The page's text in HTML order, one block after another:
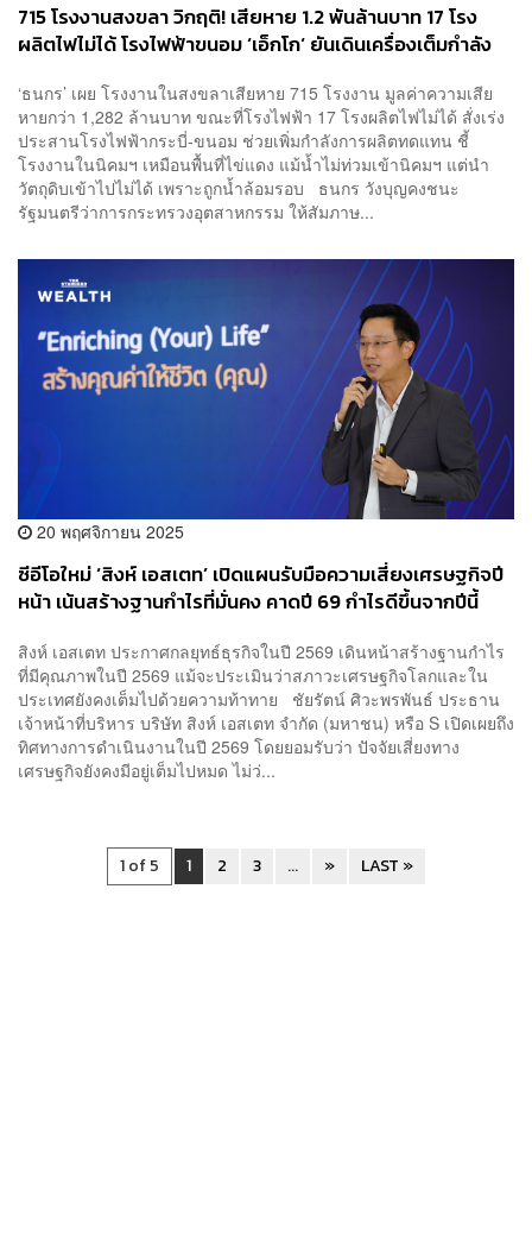
715 โรงงานสงขลา วิกฤติ! เสียหาย 1.2 พันล้านบาท 17 โรง
ผลิตไฟไม่ได้ โรงไฟฟ้าขนอม ‘เอ็กโก‘ ยันเดินเครื่องเต็มกำลัง
‘ธนกร’ เผย โรงงานในสงขลาเสียหาย 715 โรงงาน มูลค่าความเสีย
หายกว่า 1,282 ล้านบาท ขณะที่โรงไฟฟ้า 17 โรงผลิตไฟไม่ได้ สั่งเร่ง
ประสานโรงไฟฟ้ากระบี่-ขนอม ช่วยเพิ่มกำลังการผลิตทดแทน ชี้
โรงงานในนิคมฯ เหมือนพื้นที่ไข่แดง แม้น้ำไม่ท่วมเข้านิคมฯ แต่นำ
วัตถุดิบเข้าไปไม่ได้ เพราะถูกน้ำล้อมรอบ ธนกร วังบุญคงชนะ
รัฐมนตรีว่าการกระทรวงอุตสาหกรรม ให้สัมภาษ...
20 พฤศจิกายน 2025
ซีอีโอใหม่ ‘สิงห์ เอสเตท’ เปิดแผนรับมือความเสี่ยงเศรษฐกิจปี
หน้า เน้นสร้างฐานกำไรที่มั่นคง คาดปี 69 กำไรดีขึ้นจากปีนี้
สิงห์ เอสเตท ประกาศกลยุทธ์ธุรกิจในปี 2569 เดินหน้าสร้างฐานกำไร
ที่มีคุณภาพในปี 2569 แม้จะประเมินว่าสภาวะเศรษฐกิจโลกและใน
ประเทศยังคงเต็มไปด้วยความท้าทาย ชัยรัตน์ ศิวะพรพันธ์ ประธาน
เจ้าหน้าที่บริหาร บริษัท สิงห์ เอสเตท จำกัด (มหาชน) หรือ S เปิดเผยถึง
ทิศทางการดำเนินงานในปี 2569 โดยยอมรับว่า ปัจจัยเสี่ยงทาง
เศรษฐกิจยังคงมีอยู่เต็มไปหมด ไม่ว่...
1 of 5 1 2 3 ... » LAST »